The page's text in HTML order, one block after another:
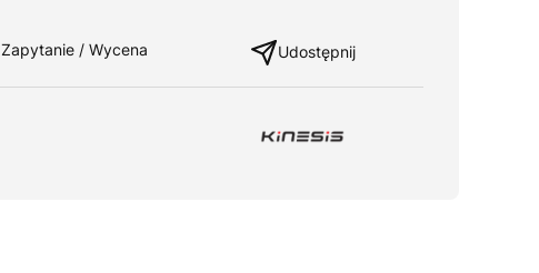
Zapytanie / Wycena Udostępnij